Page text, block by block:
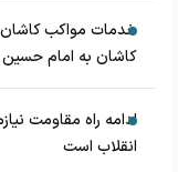
خدمات مواکب کاشان
کاشان به امام
ادامه راه مقاومت
انقلاب است